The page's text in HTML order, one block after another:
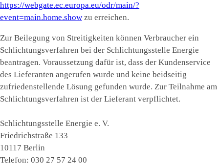
https://webgate.ec.europa.eu/odr/main/?
event=main.home.show zu erreichen.
Zur Beilegung von Streitigkeiten können Verbraucher ein
Schlichtungsverfahren bei der Schlichtungsstelle Energie
beantragen. Voraussetzung dafür ist, dass der Kundenservice
des Lieferanten angerufen wurde und keine beidseitig
zufriedenstellende Lösung gefunden wurde. Zur Teilnahme am
Schlichtungsverfahren ist der Lieferant verpflichtet.
Schlichtungsstelle Energie e. V.
Friedrichstraße 133
10117 Berlin
Telefon: 030 27 57 24 00